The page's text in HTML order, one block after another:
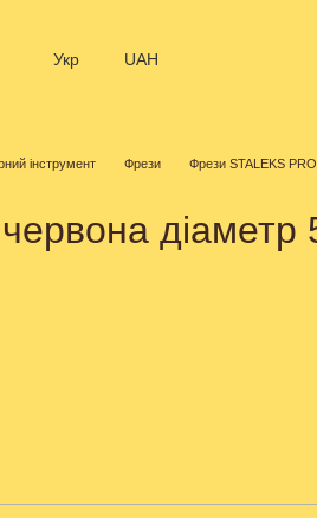
Укр UAH
інструмент Фрези
Фрези STALEKS PRO
діаметр